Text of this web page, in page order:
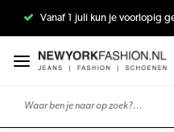
Vanaf 1 juli kun je voorlopig